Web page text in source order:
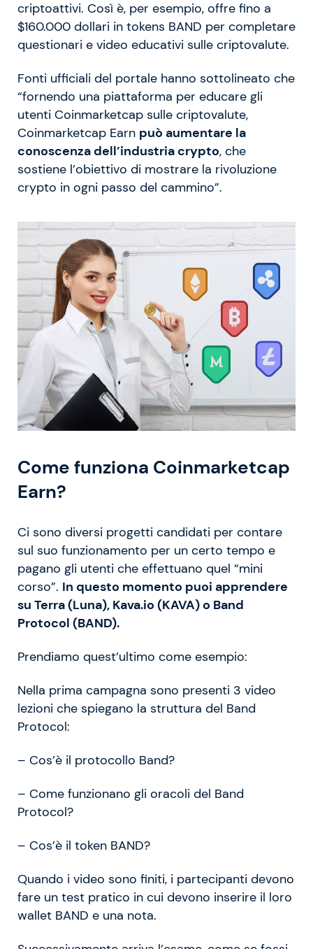
criptoattivi. Così è, per esempio, offre fino a
$160.000 dollari in tokens BAND per completare
questionari e video educativi sulle criptovalute.
Fonti ufficiali del portale hanno sottolineato che
“fornendo una piattaforma per educare gli
utenti Coinmarketcap sulle criptovalute,
Coinmarketcap Earn può aumentare la
conoscenza dell’industria crypto, che
sostiene l’obiettivo di mostrare la rivoluzione
crypto in ogni passo del cammino”.
Come funziona Coinmarketcap
Earn?
Ci sono diversi progetti candidati per contare
sul suo funzionamento per un certo tempo e
pagano gli utenti che effettuano quel “mini
corso”. In questo momento puoi apprendere
su Terra (Luna), Kava.io (KAVA) o Band
Protocol (BAND).
Prendiamo quest’ultimo come esempio:
Nella prima campagna sono presenti 3 video
lezioni che spiegano la struttura del Band
Protocol:
– Cos’è il protocollo Band?
– Come funzionano gli oracoli del Band
Protocol?
– Cos’è il token BAND?
Quando i video sono finiti, i partecipanti devono
fare un test pratico in cui devono inserire il loro
wallet BAND e una nota.